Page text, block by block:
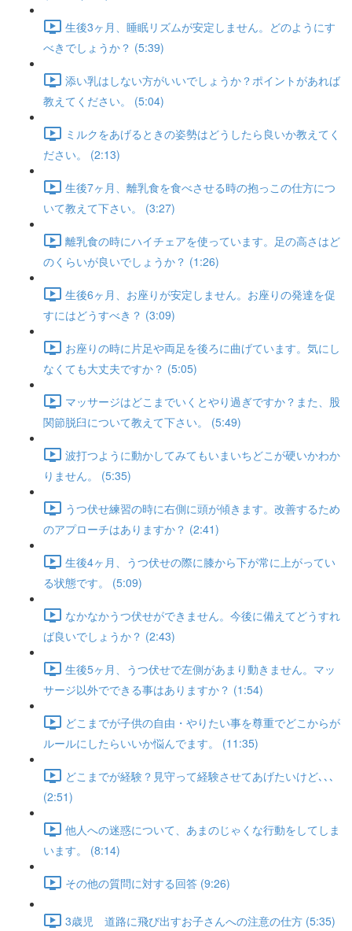
生後3ヶ月、睡眠リズムが安定しません。どのようにす
べきでしょうか？ (5:39)
添い乳はしない方がいいでしょうか？ポイントがあれば
教えてください。 (5:04)
ミルクをあげるときの姿勢はどうしたら良いか教えてく
ださい。 (2:13)
生後7ヶ月、離乳食を食べさせる時の抱っこの仕方につ
いて教えて下さい。 (3:27)
離乳食の時にハイチェアを使っています。足の高さはど
のくらいが良いでしょうか？ (1:26)
生後6ヶ月、お座りが安定しません。お座りの発達を促
すにはどうすべき？ (3:09)
お座りの時に片足や両足を後ろに曲げています。気にし
なくても大丈夫ですか？ (5:05)
マッサージはどこまでいくとやり過ぎですか？また、股
関節脱臼について教えて下さい。 (5:49)
波打つように動かしてみてもいまいちどこが硬いかわか
りません。 (5:35)
うつ伏せ練習の時に右側に頭が傾きます。改善するため
のアプローチはありますか？ (2:41)
生後4ヶ月、うつ伏せの際に膝から下が常に上がってい
る状態です。 (5:09)
なかなかうつ伏せができません。今後に備えてどうすれ
ば良いでしょうか？ (2:43)
生後5ヶ月、うつ伏せで左側があまり動きません。マッ
サージ以外でできる事はありますか？ (1:54)
どこまでが子供の自由・やりたい事を尊重でどこからが
ルールにしたらいいか悩んでます。 (11:35)
どこまでが経験？見守って経験させてあげたいけど､､､
(2:51)
他人への迷惑について、あまのじゃくな行動をしてしま
います。 (8:14)
その他の質問に対する回答 (9:26)
3歳児 道路に飛び出すお子さんへの注意の仕方 (5:35)